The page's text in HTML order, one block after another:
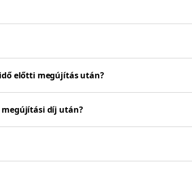
előtti megújítás után?
díj után?